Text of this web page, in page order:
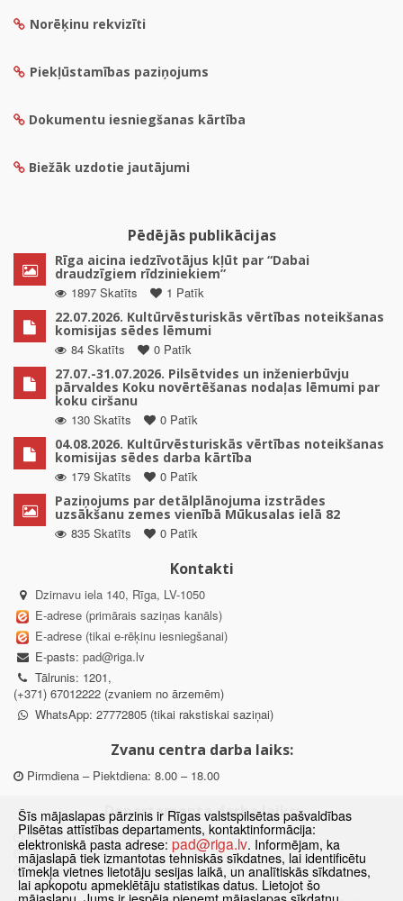
Norēķinu rekvizīti
Piekļūstamības paziņojums
Dokumentu iesniegšanas kārtība
Biežāk uzdotie jautājumi
Pēdējās publikācijas
Rīga aicina iedzīvotājus kļūt par “Dabai
draudzīgiem rīdziniekiem”
1897 Skatīts
1 Patīk
22.07.2026. Kultūrvēsturiskās vērtības noteikšanas
komisijas sēdes lēmumi
84 Skatīts
0 Patīk
27.07.-31.07.2026. Pilsētvides un inženierbūvju
pārvaldes Koku novērtēšanas nodaļas lēmumi par
koku ciršanu
130 Skatīts
0 Patīk
04.08.2026. Kultūrvēsturiskās vērtības noteikšanas
komisijas sēdes darba kārtība
179 Skatīts
0 Patīk
Paziņojums par detālplānojuma izstrādes
uzsākšanu zemes vienībā Mūkusalas ielā 82
835 Skatīts
0 Patīk
Kontakti
Dzirnavu iela 140, Rīga, LV-1050
E-adrese (primārais saziņas kanāls)
E-adrese (tikai e-rēķinu iesniegšanai)
E-pasts: pad@riga.lv
Tālrunis: 1201,
(+371) 67012222 (zvaniem no ārzemēm)
WhatsApp: 27772805 (tikai rakstiskai saziņai)
Zvanu centra darba laiks:
Pirmdiena – Piektdiena: 8.00 – 18.00
Departamenta darba laiks:
Pirmdiena, Ceturtdiena: 8.30 – 18.00
Otrdiena, Trešdiena: 8.30 – 17.00
Piektdiena: 8.30 – 15.00
Šīs mājaslapas pārzinis ir Rīgas valstspilsētas pašvaldības
Pilsētas attīstības departaments, kontaktinformācija:
elektroniskā pasta adrese: pad@riga.lv. Informējam, ka
mājaslapā tiek izmantotas tehniskās sīkdatnes, lai identificētu
tīmekļa vietnes lietotāju sesijas laikā, un analītiskās sīkdatnes,
lai apkopotu apmeklētāju statistikas datus. Lietojot šo